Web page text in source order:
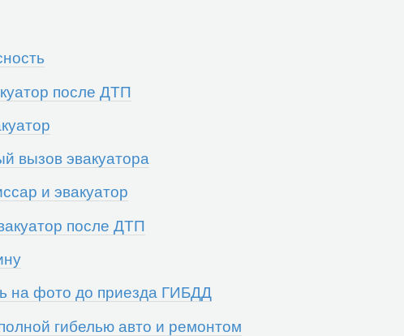
после ДТП
вызов эвакуатора
и эвакуатор
после ДТП
на фото до приезда ГИБДД
гибелью авто и ремонтом